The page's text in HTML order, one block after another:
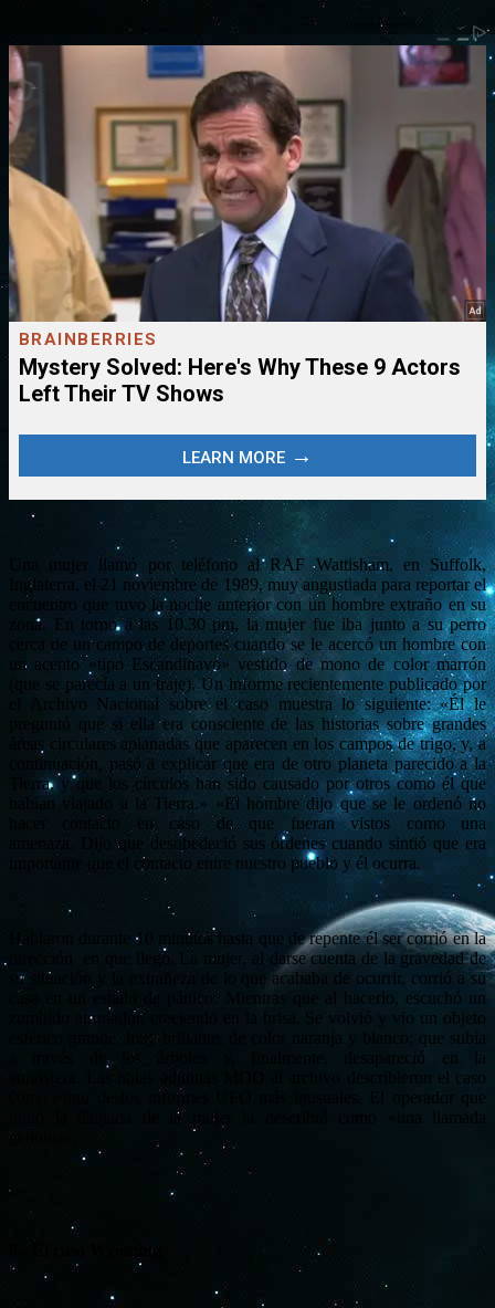
Una mujer llamó por teléfono al RAF Wattisham, en Suffolk,
Inglaterra, el 21 noviembre de 1989, muy angustiada para reportar el
encuentro que tuvo la noche anterior con un hombre extraño en su
zona. En torno a las 10.30 pm, la mujer fue iba junto a su perro
cerca de un campo de deportes cuando se le acercó un hombre con
un acento «tipo Escandinavo» vestido de mono de color marrón
(que se parecía a un traje). Un informe recientemente publicado por
el Archivo Nacional sobre el caso muestra lo siguiente: «Él le
preguntó que si ella era consciente de las historias sobre grandes
áreas circulares aplanadas que aparecen en los campos de trigo, y, a
continuación, pasó a explicar que era de otro planeta parecido a la
Tierra, y que los círculos han sido causado por otros como él que
habían viajado a la Tierra.» «El hombre dijo que se le ordenó no
hacer contacto en caso de que fueran vistos como una
Dijo que desobedeció sus órdenes cuando sintió que era
importante que el contacto entre nuestro pueblo y él ocurra.
Hablaron durante 10 minutos hasta que de repente él ser corrió en la
dirección en que llegó.
La mujer, al darse cuenta de la gravedad de
su situación y la extrañeza de lo que acababa de ocurrir, corrió a su
casa en un estado de pánico.
Mientras que al hacerlo, escuchó un
zumbido atronador, creciendo en la brisa.
Se volvió y vio un objeto
esférico grande, muy brillante, de color naranja y blanco; que subía
a través de los árboles y, finalmente, desapareció en la
Las notas adjuntas MOD al archivo describieron el caso
como «uno de los informes UFO más inusuales.
El operador que
tomó la llamada de la mujer la describió como «una llamada
8.- El caso Wyoming